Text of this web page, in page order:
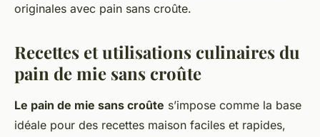
originales avec pain sans croûte.
Recettes et utilisations culinaires du
pain de mie sans croûte
Le pain de mie sans croûte s’impose comme la base
idéale pour des recettes maison faciles et rapides,